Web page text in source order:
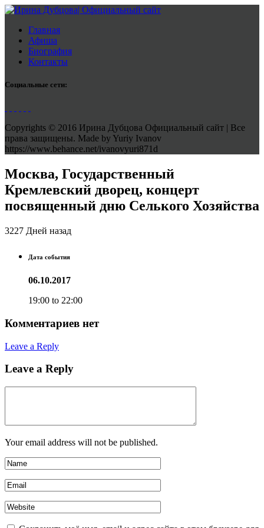
Главная
Афиша
Биография
Контакты
Социальные сети:
Copyrights © 2016 Ирина Дубцова Официальный сайт | Все
права защищены. Made by Yuriy Ivanov
https://www.behance.net/ivanovyuri871d
Москва, Государственный
Кремлевский дворец, концерт
посвященный дню Селького Хозяйства
3227 Дней назад
Дата события
06.10.2017
19:00 to 22:00
Комментариев нет
Leave a Reply
Leave a Reply
Your email address will not be published.